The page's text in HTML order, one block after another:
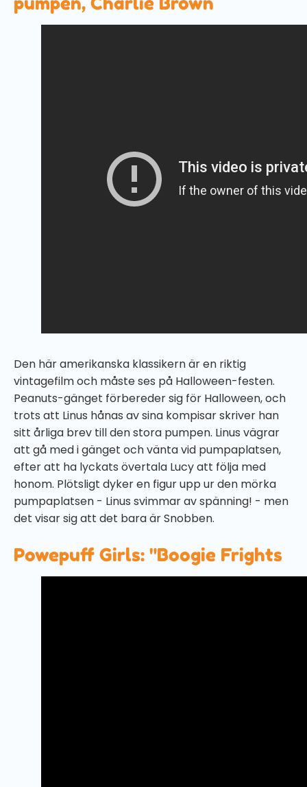
Den här amerikanska klassikern är en riktig
vintagefilm och måste ses på Halloween-festen.
Peanuts-gänget förbereder sig för Halloween, och
trots att Linus hånas av sina kompisar skriver han
sitt årliga brev till den stora pumpen. Linus vägrar
att gå med i gänget och vänta vid pumpaplatsen,
efter att ha lyckats övertala Lucy att följa med
honom. Plötsligt dyker en figur upp ur den mörka
pumpaplatsen - Linus svimmar av spänning! - men
det visar sig att det bara är Snobben.
Powepuff Girls: "Boogie Frights